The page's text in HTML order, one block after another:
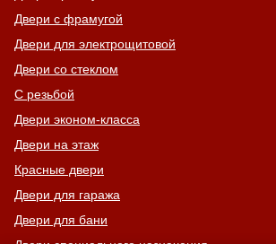
Двери с фрамугой
Двери для электрощитовой
Двери со стеклом
С резьбой
Двери эконом-класса
Двери на этаж
Красные двери
Двери для гаража
Двери для бани